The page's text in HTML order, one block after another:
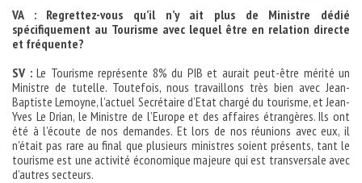
VA : Regrettez-vous qu’il n’y ait plus de Ministre dédié
spécifiquement au Tourisme avec lequel être en relation directe
et fréquente?
SV : Le Tourisme représente 8% du PIB et aurait peut-être mérité un
Ministre de tutelle. Toutefois, nous travaillons très bien avec Jean-
Baptiste Lemoyne, l’actuel Secrétaire d’Etat chargé du tourisme, et Jean-
Yves Le Drian, le Ministre de l’Europe et des affaires étrangères. Ils ont
été à l’écoute de nos demandes. Et lors de nos réunions avec eux, il
n’était pas rare au final que plusieurs ministres soient présents, tant le
tourisme est une activité économique majeure qui est transversale avec
d’autres secteurs.